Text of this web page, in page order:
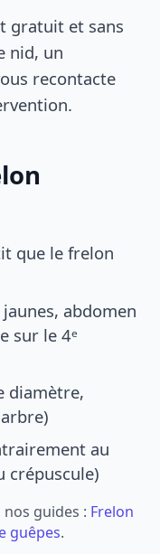
gratuit et sans
nid, un
recontacte
que le frelon
abdomen
sur le 4ᵉ
diamètre,
au
crépuscule)
guides : Frelon
guêpes.